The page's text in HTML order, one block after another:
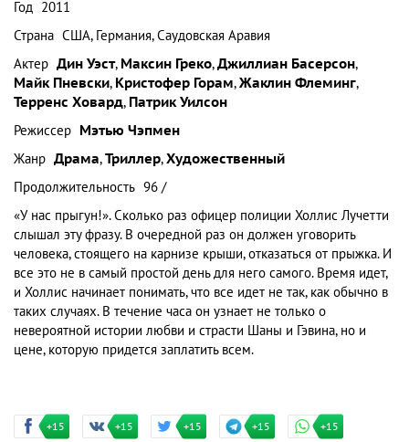
Год 2011
Страна США, Германия, Саудовская Аравия
Актер Дин Уэст, Максин Греко,Джиллиан Басерсон,
Майк Пневски, Кристофер Горам,Жаклин Флеминг,
Терренс Ховард, Патрик Уилсон
Режиссер Мэтью Чэпмен
Жанр Драма,Триллер,Художественный
Продолжительность 96 /
«У нас прыгун!». Сколько раз офицер полиции Холлис Лучетти
слышал эту фразу. В очередной раз он должен уговорить
человека, стоящего на карнизе крыши, отказаться от прыжка. И
все это не в самый простой день для него самого. Время идет,
и Холлис начинает понимать, что все идет не так, как обычно в
таких случаях. В течение часа он узнает не только о
невероятной истории любви и страсти Шаны и Гэвина, но и
цене, которую придется заплатить всем.
+15 +15 +15 +15 +15